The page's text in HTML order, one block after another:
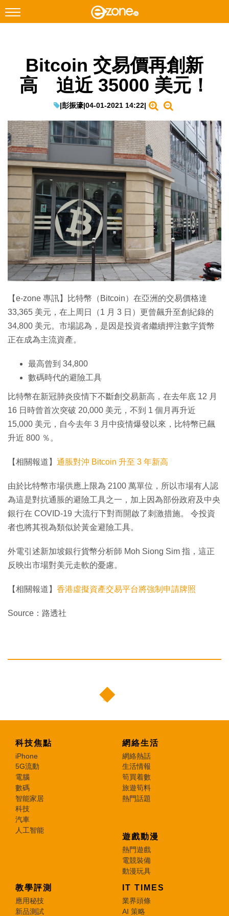
Facebook Instagram
科技焦點
遊戲動漫
教學評測
EduTech
生成式AI與雲端應用
Enterprise Digital Transformation
特集
Bitcoin 交易價再創新
高 迫近 35000 美元！
|彭振濠|04-01-2021 14:22|
【e-zone 專訊】比特幣（Bitcoin）在亞洲的交易價格達
33,365 美元，在上周日（1 月 3 日）更曾飆升至創紀錄的
34,800 美元。市場認為，是因是投資者繼續押注數字貨幣
正在成為主流資產。
最高曾到 34,800
數碼時代的避險工具
比特幣在新冠肺炎疫情下不斷創交易新高，在去年底 12 月
16 日時曾首次突破 20,000 美元，不到 1 個月再升近
15,000 美元，自今去年 3 月中疫情爆發以來，比特幣已飆
升近 800 ％。
【相關報道】 通脹對沖 Bitcoin 升至 3 年新高
由於比特幣市場供應上限為 2100 萬單位，所以市場有人認
為這是對抗通脹的避險工具之一，加上因為部份政府及中央
銀行在 COVID-19 大流行下對而開啟了刺激措施。 令投資
者也將其視為類似於黃金避險工具。
外電引述新加坡銀行貨幣分析師 Moh Siong Sim 指，這正
反映出市場對美元走軟的憂慮。
【相關報道】 香港虛擬資產交易平台將強制申請牌照
Source：路透社
科技焦點
iPhone
5G流動
電腦
數碼
智能家居
科技
汽車
人工智能
網絡生活
網絡熱話
生活情報
筍買着數
旅遊筍料
熱門話題
遊戲動漫
熱門遊戲
電競裝備
動漫玩具
教學評測
應用秘技
新品測試
IT TIMES
業界頭條
AI 策略